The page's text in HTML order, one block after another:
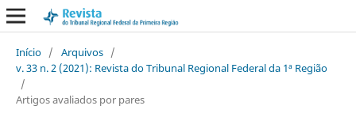
Início / Arquivos /
v. 33 n. 2 (2021): Revista do Tribunal Regional Federal da 1ª Região
/
Artigos avaliados por pares